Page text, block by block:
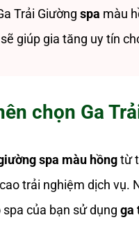
Trải Giường spa màu
sẽ giúp gia tăng uy tín
chọn Ga
spa màu hồngtừ
trải nghiệm dịch vụ.
của bạn sử dụng ga